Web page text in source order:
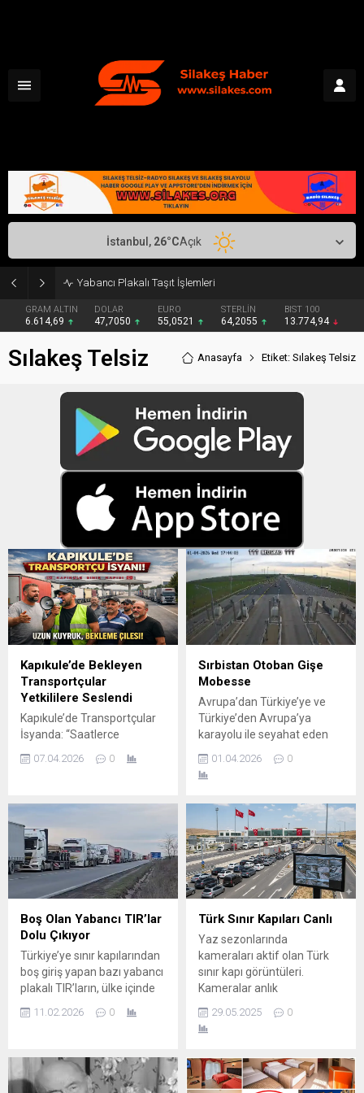
Yabancı Plakalı Taşıt İşlemleri
GRAM ALTIN
6.614,69
DOLAR
47,7050
EURO
55,0521
STERLİN
64,2055
BIST 100
13.774,94
İstanbul, 26°CAçık
Sılakeş Telsiz Anasayfa Etiket: Sılakeş Telsiz
Kapıkule’de Bekleyen
Transportçular
Yetkililere Seslendi
Kapıkule’de Transportçular
İsyanda: “Saatlerce
Değişmeli” Dün Sılakeş
yaşadıkları sorunlara dikkat
çekmek amacıyla protesto
eylemi yapılacağı
belirtilmişti. Bugün ise
beklenen eylem gerçekleşti.
Kapıkule Sınır Kapısı’nda
bekleyen transportçular,
yaşadıkları sorunları dile
getirerek yetkililere çağrıda
bulundu. Sınır kapısında
uzun süre beklediklerini
belirten...
07.04.2026 0
Sırbistan Otoban Gişe
Mobesse
Avrupa’dan Türkiye’ye ve
Türkiye’den Avrupa’ya
karayolu ile seyahat eden
için önemli bir bilgilendirme .
Sılakeş Telsiz Sırbistan
MOBESE kameraları artık
sürücülerin hizmetine
sundu. Bu sistem sayesinde
yol durumunu önceden
görmek, trafik yoğunluğunu
takip etmek ve güvenli sürüş
planı yapmak mümkün hale
geliyor. Sılakeş Telsiz
sizleri...
01.04.2026 0
Boş Olan Yabancı TIR’lar
Dolu Çıkıyor
Türkiye’ye sınır kapılarından
boş giriş yapan bazı yabancı
plakalı TIR’ların, ülke içinde
yük alarak dolu şekilde çıkış
yaptığı yönündeki iddialar
durumun haksız rekabet
oluşturduğunu ve zaten ağır
11.02.2026 0
Türk Sınır Kapıları Canlı
Yaz sezonlarında
kameraları aktif olan Türk
sınır kapı görüntüleri.
Kameralar anlık
yayınlanmakta olup
kopukluklarda silakes.com
sorumlu değildir. Tavsiyemiz
Sılakeş Aplikasyonlarımızı
indirip oradan doğru bilgi
29.05.2025 0